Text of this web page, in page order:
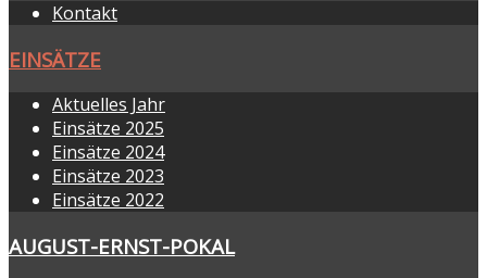
Kontakt
EINSÄTZE
Aktuelles Jahr
Einsätze 2025
Einsätze 2024
Einsätze 2023
Einsätze 2022
AUGUST-ERNST-POKAL